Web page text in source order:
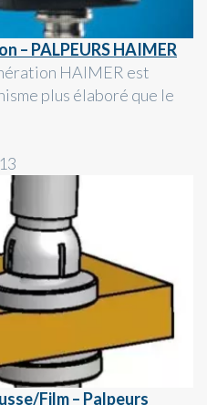
– PALPEURS HAIMER
HAIMER est
plus élaboré que le
Film – Palpeurs